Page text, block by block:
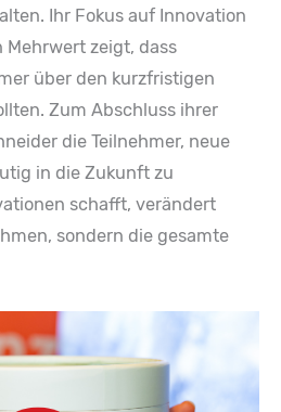
Ihr Fokus auf Innovation
zeigt, dass
über den kurzfristigen
Zum Abschluss ihrer
die Teilnehmer, neue
in die Zukunft zu
schafft, verändert
sondern die gesamte